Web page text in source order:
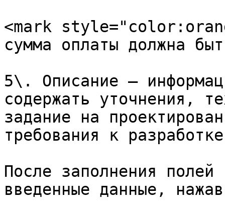
<mark
сумма оплаты должна
5\. Описание —
содержать уточнения,
задание на
требования к
После заполнения полей
введенные данные,